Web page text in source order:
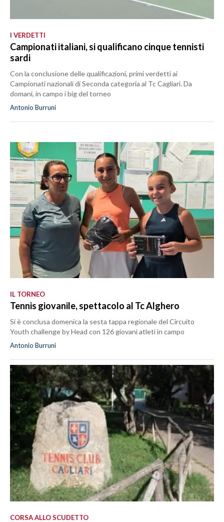
I VERDETTI
Campionati italiani, si qualificano cinque tennisti
sardi
Con la conclusione delle qualificazioni, primi verdetti ai
Campionati nazionali di Seconda categoria al Tc Cagliari. Da
domani, in campo i big del torneo
Antonio Burruni
IL TORNEO
Tennis giovanile, spettacolo al Tc Alghero
Si è conclusa domenica la sesta tappa regionale del Circuito
Youth challenge by Head con 126 giovani atleti in campo
Antonio Burruni
CORSA ALLO SCUDETTO